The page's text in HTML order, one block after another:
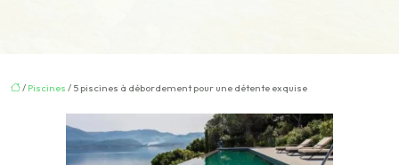
/ Piscines / 5 piscines à débordement pour une détente exquise